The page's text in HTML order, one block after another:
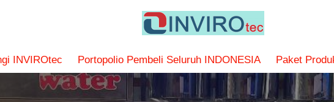
INVIROtec Portopolio Pembeli Seluruh INDONESIA Paket